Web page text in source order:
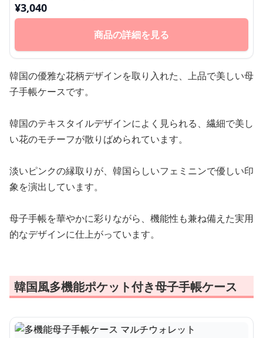
¥3,040
商品の詳細を見る
韓国の優雅な花柄デザインを取り入れた、上品で美しい母
子手帳ケースです。
韓国のテキスタイルデザインによく見られる、繊細で美し
い花のモチーフが散りばめられています。
淡いピンクの縁取りが、韓国らしいフェミニンで優しい印
象を演出しています。
母子手帳を華やかに彩りながら、機能性も兼ね備えた実用
的なデザインに仕上がっています。
韓国風多機能ポケット付き母子手帳ケース